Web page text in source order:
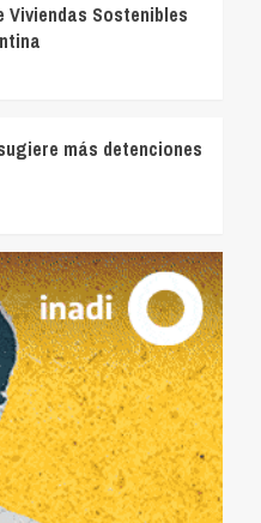
Sostenibles
más detenciones